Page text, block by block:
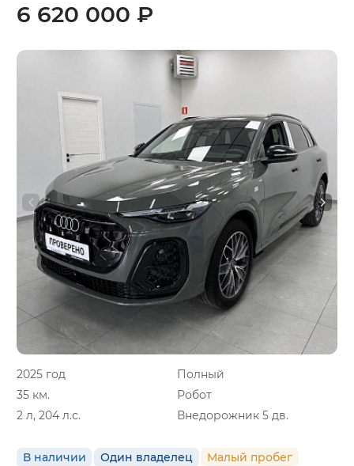
2025 год
Полный
35 км.
Робот
2 л, 204 л.с.
Внедорожник 5 дв.
В наличии Один владелец Малый пробег
6 620 000 ₽